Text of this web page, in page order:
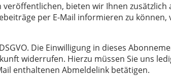
bieten wir Ihnen zusätzlich
per E-Mail informieren zu können,
Die Einwilligung in dieses
widerrufen. Hierzu müssen Sie uns
enthaltenen Abmeldelink betätigen.